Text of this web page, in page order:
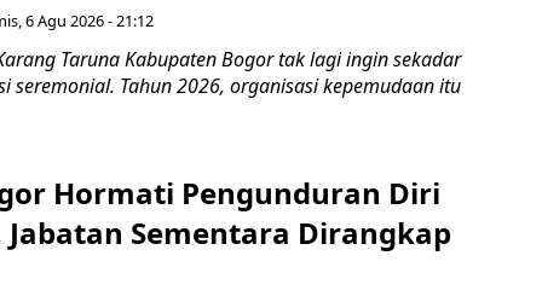
6 Agu 2026 - 21:12
Karang Taruna Kabupaten Bogor tak lagi ingin sekadar
seremonial. Tahun 2026, organisasi kepemudaan itu
Hormati Pengunduran Diri
Jabatan Sementara Dirangkap